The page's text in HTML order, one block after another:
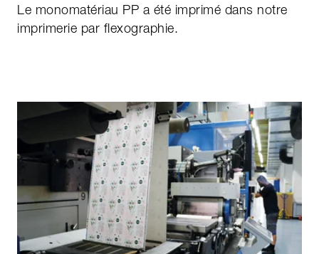
Le monomatériau PP a été imprimé dans notre
imprimerie par flexographie.